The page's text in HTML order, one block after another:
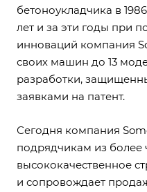
бетоноукладчика в
лет и за эти годы при
инноваций компания
своих машин до 13
разработки,
заявками на патент.
Сегодня компания
подрядчикам из более
высококачественное
и сопровождает